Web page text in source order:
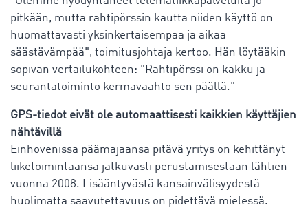
pitkään, mutta rahtipörssin kautta niiden käyttö on
huomattavasti yksinkertaisempaa ja aikaa
säästävämpää", toimitusjohtaja kertoo. Hän löytääkin
sopivan vertailukohteen: "Rahtipörssi on kakku ja
seurantatoiminto kermavaahto sen päällä."
GPS-tiedot eivät ole automaattisesti kaikkien käyttäjien
nähtävillä
Einhovenissa päämajaansa pitävä yritys on kehittänyt
liiketoimintaansa jatkuvasti perustamisestaan lähtien
vuonna 2008. Lisääntyvästä kansainvälisyydestä
huolimatta saavutettavuus on pidettävä mielessä.